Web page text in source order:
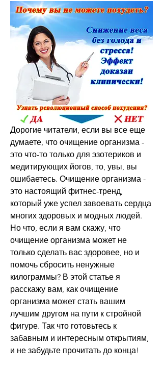
Дорогие читатели, если вы все еще
думаете, что очищение организма -
это что-то только для эзотериков и
медитирующих йогов, то, увы, вы
ошибаетесь. Очищение организма -
это настоящий фитнес-тренд,
который уже успел завоевать сердца
многих здоровых и модных людей.
Но что, если я вам скажу, что
очищение организма может не
только сделать вас здоровее, но и
помочь сбросить ненужные
килограммы? В этой статье я
расскажу вам, как очищение
организма может стать вашим
лучшим другом на пути к стройной
фигуре. Так что готовьтесь к
забавным и интересным открытиям,
и не забудьте прочитать до конца!